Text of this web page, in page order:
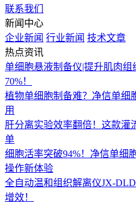
联系我们
新闻中心
企业新闻 行业新闻 技术文章
热点资讯
单细胞悬液制备仪|提升肌肉
70%！
植物单细胞制备难？净信单细
用
肝分离实验效率翻倍！这款灌
单
细胞活率突破94%！净信单细
操作新体验
全自动温和组织解离仪JX-
增效！